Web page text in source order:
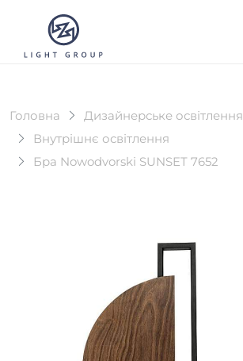
Головна
Дизайнерське освітлення
Внутрішнє освітлення
Бра Nowodvorski SUNSET 7652